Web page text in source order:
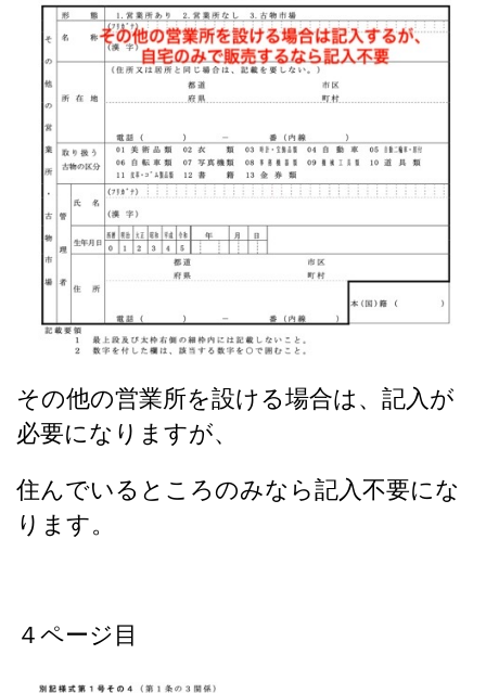
その他の営業所を設ける場合は、記入が
必要になりますが、
住んでいるところのみなら記入不要にな
ります。
４ページ目